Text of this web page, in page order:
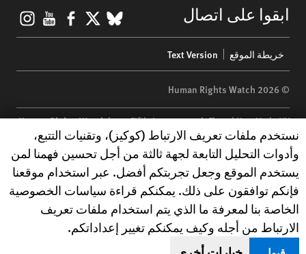
ابقوا على اتصال BlueSky
X
menu
خريطة الموقع Text Version
© 2026 Human Rights Watch
Human Rights Watch| 350 Fifth Avenue, 34th Floor | New York,NY
10118-3299 USA|t 1.212.290.4700
Human Rights Watchis a 501(C)(3) nonprofit registered in the US
under EIN: 13-2875808
Human Rights Watch cookie preferences
نستخدم ملفات تعريف الارتباط (كوكيز)، وتقنيات التتبع،
وأدوات التحليل التابعة لجهة ثالثة من أجل تحسين فهمنا لمن
يستخدم الموقع وجعل تجربتكم أفضل. عبر استخدام موقعنا
فإنكم توافقون على ذلك. يمكنكم قراءة سياسات الخصوصية
الخاصة بنا لمعرفة ما الذي يتم استخدام ملفات تعريف
الارتباط من أجله وكيف يمكنكم تغيير إعداداتكم.